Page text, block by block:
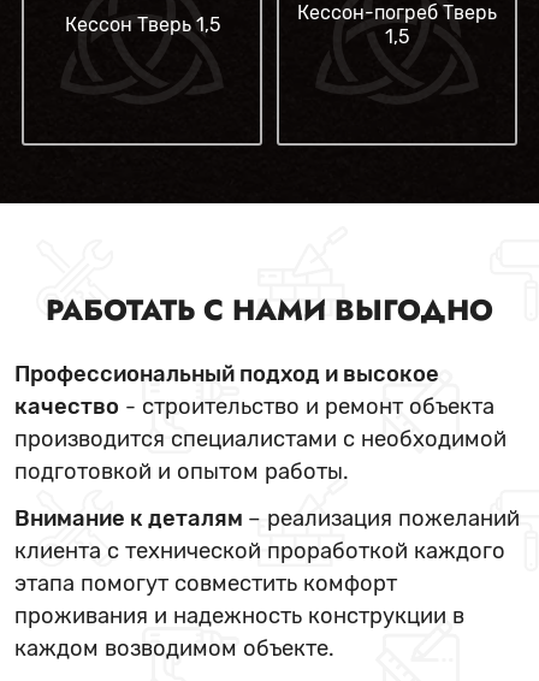
Кессон Тверь 1,5
Кессон-погреб Тверь
1,5
РАБОТАТЬ С НАМИ ВЫГОДНО
Профессиональный подход и высокое
качество - строительство и ремонт объекта
производится специалистами с необходимой
подготовкой и опытом работы.
Внимание к деталям – реализация пожеланий
клиента с технической проработкой каждого
этапа помогут совместить комфорт
проживания и надежность конструкции в
каждом возводимом объекте.